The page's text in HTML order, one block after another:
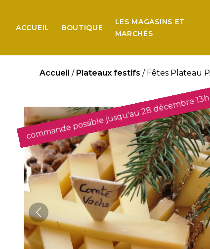
ACCUEIL BOUTIQUE
LES MAGASINS ET
MARCHÉS
Accueil / Plateaux festifs / Fêtes Plateau
commande possible jusqu'au 28 décembre 13h